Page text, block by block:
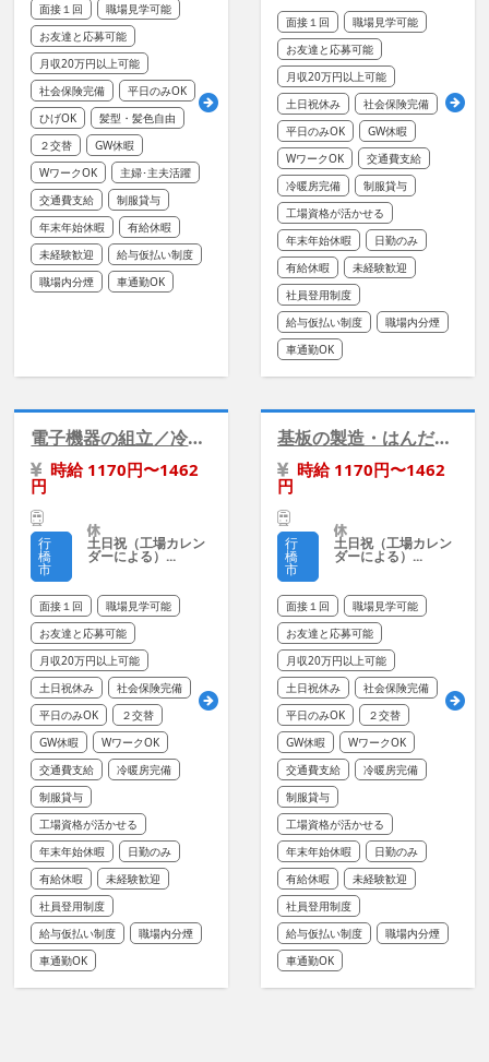
面接１回
職場見学可能
お友達と応募可能
月収20万円以上可能
社会保険完備
平日のみOK
ひげOK
髪型・髪色自由
２交替
GW休暇
WワークOK
主婦･主夫活躍
交通費支給
制服貸与
年末年始休暇
有給休暇
未経験歓迎
給与仮払い制度
職場内分煙
車通勤OK
面接１回
職場見学可能
お友達と応募可能
月収20万円以上可能
土日祝休み
社会保険完備
平日のみOK
GW休暇
WワークOK
交通費支給
冷暖房完備
制服貸与
工場資格が活かせる
年末年始休暇
日勤のみ
有給休暇
未経験歓迎
社員登用制度
給与仮払い制度
職場内分煙
車通勤OK
電子機器の組立／冷暖房完備／勤務時間えらべる
時給 1170円〜1462
円
行
橋
市
土日祝（工場カレン
ダーによる）...
面接１回
職場見学可能
お友達と応募可能
月収20万円以上可能
土日祝休み
社会保険完備
平日のみOK
２交替
GW休暇
WワークOK
交通費支給
冷暖房完備
制服貸与
工場資格が活かせる
年末年始休暇
日勤のみ
有給休暇
未経験歓迎
社員登用制度
給与仮払い制度
職場内分煙
車通勤OK
基板の製造・はんだ付／冷暖房完備【未経験歓迎】
時給 1170円〜1462
円
行
橋
市
土日祝（工場カレン
ダーによる）...
面接１回
職場見学可能
お友達と応募可能
月収20万円以上可能
土日祝休み
社会保険完備
平日のみOK
２交替
GW休暇
WワークOK
交通費支給
冷暖房完備
制服貸与
工場資格が活かせる
年末年始休暇
日勤のみ
有給休暇
未経験歓迎
社員登用制度
給与仮払い制度
職場内分煙
車通勤OK